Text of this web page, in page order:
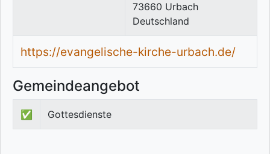
73660 Urbach
Deutschland
https://evangelische-kirche-urbach.de/
Gemeindeangebot
✅ Gottesdienste